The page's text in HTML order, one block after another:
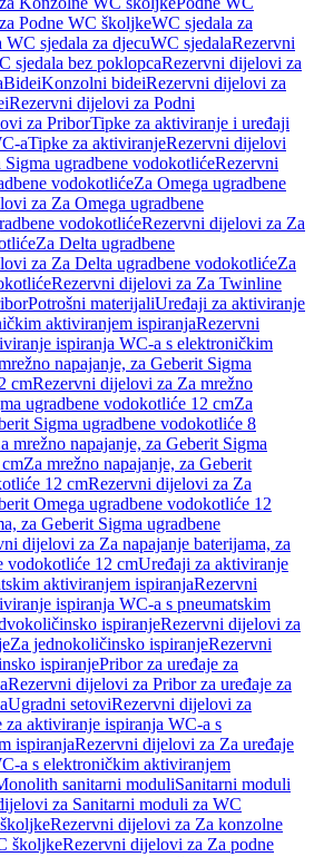
Podne WC školjkeWC sjedala za
sjedala za djecuWC sjedalaRezervni
sjedala bez poklopcaRezervni dijelovi za
BideiKonzolni bideiRezervni dijelovi za
Rezervni dijelovi za Podni
za PriborTipke za aktiviranje i uređaji
aTipke za aktiviranjeRezervni dijelovi
Sigma ugradbene vodokotlićeRezervni
vodokotlićeZa Omega ugradbene
za Za Omega ugradbene
vodokotlićeRezervni dijelovi za Za
Za Delta ugradbene
za Za Delta ugradbene vodokotlićeZa
Rezervni dijelovi za Za Twinline
Potrošni materijaliUređaji za aktiviranje
aktiviranjem ispiranjaRezervni
ispiranja WC-a s elektroničkim
napajanje, za Geberit Sigma
cmRezervni dijelovi za Za mrežno
ugradbene vodokotliće 12 cmZa
Sigma ugradbene vodokotliće 8
mrežno napajanje, za Geberit Sigma
Za mrežno napajanje, za Geberit
12 cmRezervni dijelovi za Za
Omega ugradbene vodokotliće 12
za Geberit Sigma ugradbene
dijelovi za Za napajanje baterijama, za
vodokotliće 12 cmUređaji za aktiviranje
aktiviranjem ispiranjaRezervni
ispiranja WC-a s pneumatskim
ispiranjeRezervni dijelovi za
Za jednokoličinsko ispiranjeRezervni
ispiranjePribor za uređaje za
Rezervni dijelovi za Pribor za uređaje za
Ugradni setoviRezervni dijelovi za
za aktiviranje ispiranja WC-a s
ispiranjaRezervni dijelovi za Za uređaje
a s elektroničkim aktiviranjem
sanitarni moduliSanitarni moduli
za Sanitarni moduli za WC
Rezervni dijelovi za Za konzolne
školjkeRezervni dijelovi za Za podne